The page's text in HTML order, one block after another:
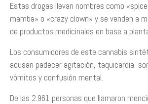
Estas drogas llevan nombres como
mamba» o «crazy clown» y se venden a
de productos medicinales en base a
Los consumidores de este cannabis
acusan padecer agitación, taquicardia,
vómitos y confusión mental.
De las 2.961 personas que llamaron